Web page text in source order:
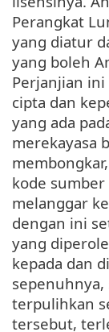
Perangkat
yang diatur
yang boleh
Perjanjian
cipta dan
yang ada
merekayasa
kode
melanggar
dengan ini
yang
kepada dan
terpulihkan
tersebut,